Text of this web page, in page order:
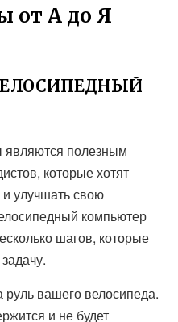
от А до Я
полезным
которые хотят
и улучшать свою
компьютер
шагов, которые
руль вашего велосипеда.
и не будет